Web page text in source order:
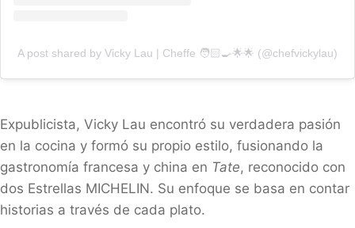
A post shared by Vicky Lau | Cheffe 🧑🏻‍🍳🌟🌟 (@chefvickylau)
Expublicista, Vicky Lau encontró su verdadera pasión
en la cocina y formó su propio estilo, fusionando la
gastronomía francesa y china en Tate, reconocido con
dos Estrellas MICHELIN. Su enfoque se basa en contar
historias a través de cada plato.